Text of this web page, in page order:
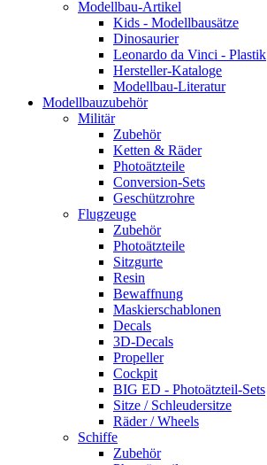
Modellbau-Artikel
Kids - Modellbausätze
Dinosaurier
Leonardo da Vinci - Plastik
Hersteller-Kataloge
Modellbau-Literatur
Modellbauzubehör
Militär
Zubehör
Ketten & Räder
Photoätzteile
Conversion-Sets
Geschützrohre
Flugzeuge
Zubehör
Photoätzteile
Sitzgurte
Resin
Bewaffnung
Maskierschablonen
Decals
3D-Decals
Propeller
Cockpit
BIG ED - Photoätzteil-Sets
Sitze / Schleudersitze
Räder / Wheels
Schiffe
Zubehör